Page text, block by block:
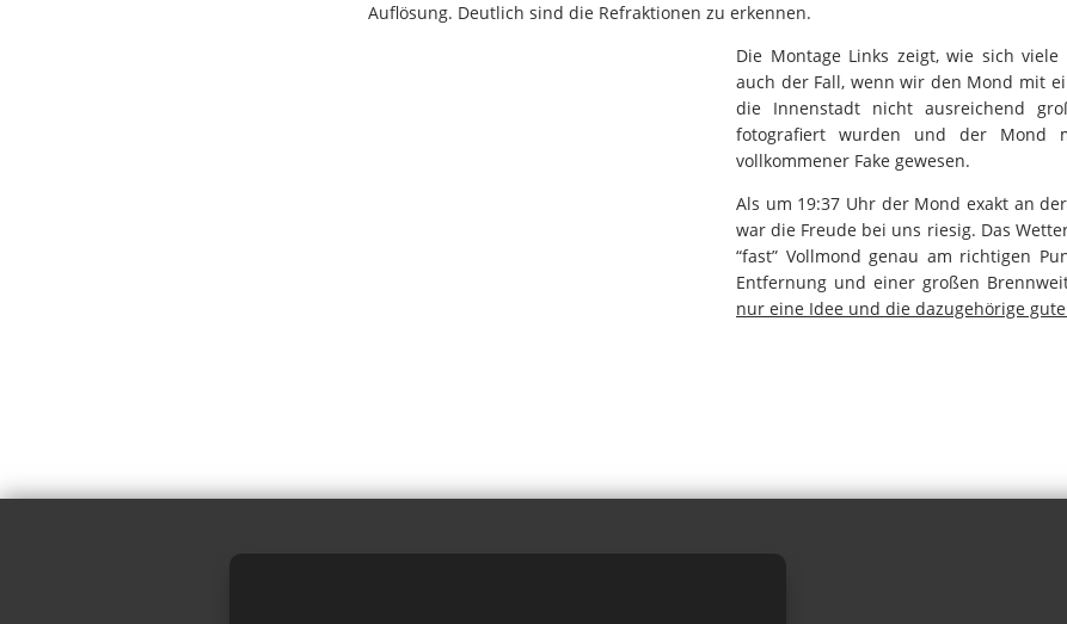
Auflösung. Deutlich sind die Refraktionen zu erkennen.
Die Montage Links zeigt, wie sich
auch der Fall, wenn wir den Mond mit
die Innenstadt nicht ausreichend
fotografiert wurden und der Mond
vollkommener Fake gewesen.
Als um 19:37 Uhr der Mond exakt an
war die Freude bei uns riesig. Das
“fast” Vollmond genau am richtigen
Entfernung und einer großen
nur eine Idee und die dazugehörige